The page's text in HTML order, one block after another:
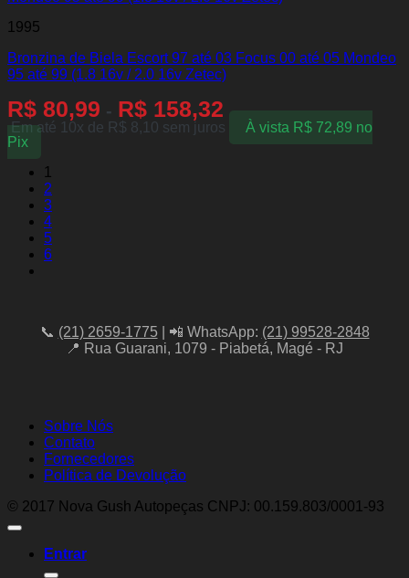
1995
Bronzina de Biela Escort 97 até 03 Focus 00 até 05 Mondeo
95 até 99 (1.8 16v / 2.0 16v Zetec)
R$ 80,99 - R$ 158,32
Em até 10x de R$ 8,10 sem juros À vista R$72,89 no
Pix
1
2
3
4
5
6
📞 (21) 2659-1775| 📲 WhatsApp: (21) 99528-2848
📍 Rua Guarani, 1079 - Piabetá, Magé - RJ
Sobre Nós
Contato
Fornecedores
Política de Devolução
© 2017 Nova Gush Autopeças CNPJ: 00.159.803/0001-93
Entrar